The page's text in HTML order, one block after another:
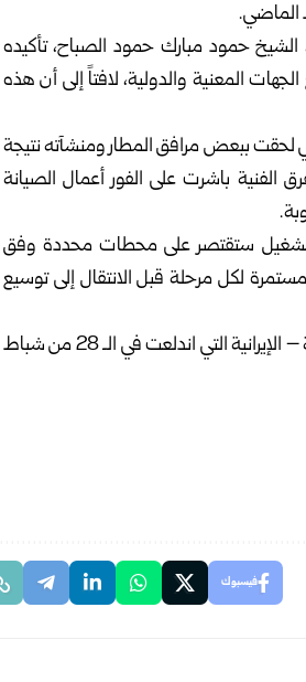
الماضي.
الشيخ حمود مبارك حمود الصباح، تأكيده
المعنية والدولية، لافتاً إلى أن هذه
لحقت ببعض مرافق المطار ومنشآته نتيجة
الفنية باشرت على الفور أعمال الصيانة
التشغيل ستقتصر على محطات محددة وفق
لكل مرحلة قبل الانتقال إلى توسيع
وتعرّض مطار الكويت للاستهداف بشكل متكرّر خلال الحرب الأمريكية الإسرائيلية – الإيرانية التي اندلعت في الـ 28 من شباط
فيسبوك